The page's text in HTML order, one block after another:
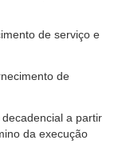
de serviço e
de
a partir
da execução